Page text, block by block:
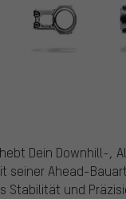
hebt Dein
seiner Ahead-
Stabilität und